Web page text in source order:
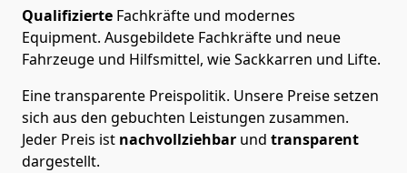
Qualifizierte Fachkräfte und modernes
Equipment. Ausgebildete Fachkräfte und neue
Fahrzeuge und Hilfsmittel, wie Sackkarren und Lifte.
Eine transparente Preispolitik. Unsere Preise setzen
sich aus den gebuchten Leistungen zusammen.
Jeder Preis ist nachvollziehbar und transparent
dargestellt.